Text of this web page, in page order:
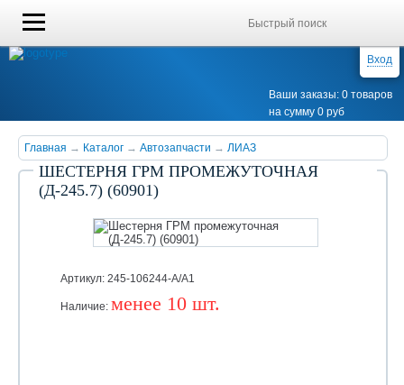
Вход
Ваши заказы: 0 товаров
на сумму 0 руб
Главная → Каталог → Автозапчасти → ЛИАЗ
ШЕСТЕРНЯ ГРМ ПРОМЕЖУТОЧНАЯ
(Д-245.7) (60901)
Артикул: 245-106244-А/А1
Наличие: менее 10 шт.